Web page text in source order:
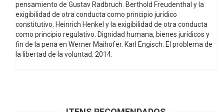
pensamiento de Gustav Radbruch. Berthold Freudenthal y la
exigibilidad de otra conducta como principio jurídico
constitutivo. Heinrich Henkel y la exigibilidad de otra conducta
como principio regulativo. Dignidad humana, bienes jurídicos y
fin de la pena en Werner Maihofer. Karl Engisch: El problema de
la libertad de la voluntad. 2014.